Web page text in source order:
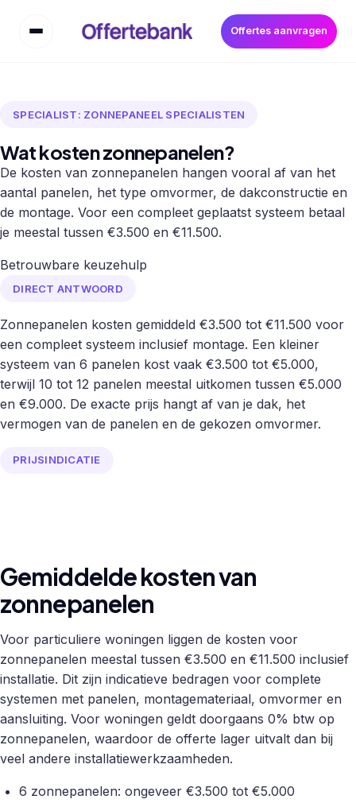
Offertes aanvragen
SPECIALIST: ZONNEPANEEL SPECIALISTEN
Wat kosten zonnepanelen?
De kosten van zonnepanelen hangen vooral af van het
aantal panelen, het type omvormer, de dakconstructie en
de montage. Voor een compleet geplaatst systeem betaal
je meestal tussen €3.500 en €11.500.
Betrouwbare keuzehulp
DIRECT ANTWOORD
Zonnepanelen kosten gemiddeld €3.500 tot €11.500 voor
een compleet systeem inclusief montage. Een kleiner
systeem van 6 panelen kost vaak €3.500 tot €5.000,
terwijl 10 tot 12 panelen meestal uitkomen tussen €5.000
en €9.000. De exacte prijs hangt af van je dak, het
vermogen van de panelen en de gekozen omvormer.
PRIJSINDICATIE
Gemiddelde kosten van
zonnepanelen
Voor particuliere woningen liggen de kosten voor
zonnepanelen meestal tussen €3.500 en €11.500 inclusief
installatie. Dit zijn indicatieve bedragen voor complete
systemen met panelen, montagemateriaal, omvormer en
aansluiting. Voor woningen geldt doorgaans 0% btw op
zonnepanelen, waardoor de offerte lager uitvalt dan bij
veel andere installatiewerkzaamheden.
6 zonnepanelen: ongeveer €3.500 tot €5.000